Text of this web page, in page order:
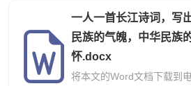
3. 李复，《大江》
这是写长江三峡的壮观场景，
来，惊吓了世人，也给诗人们无穷
一人一首长江诗词，写
民族的气魄，中华民族
怀.docx
将本文的Word文档下载到